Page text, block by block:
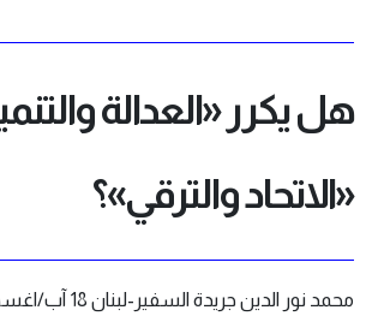
هل يكرر «العدالة
«الاتحاد والترقي»؟